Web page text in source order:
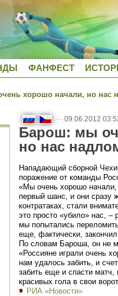
ФАНФЕСТ
хорошо начали, но нас
— 09.06.2012
Барош: мы
но нас
Нападающий сборной
поражение от команды
«Мы очень хорошо
первый шанс, и они сразу
контратаках, стали
это просто «убило» нас,
мы попытались
еще, фактически,
По словам Бароша, он не
«Россияне играли очень
нам удалось забить, и
забить еще и спасти
красивых гола в свои
РИА «Новости»